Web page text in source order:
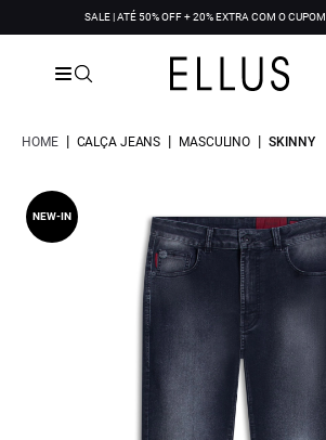
SALE | ATÉ 50% OFF + 20% EXTRA COM O CUPOM
HOME | CALÇA JEANS | MASCULINO | SKINNY
NEW-IN